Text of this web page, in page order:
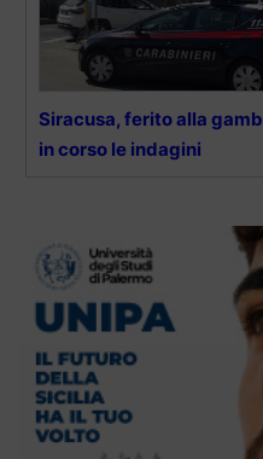
Siracusa, ferito alla
in corso le indagini